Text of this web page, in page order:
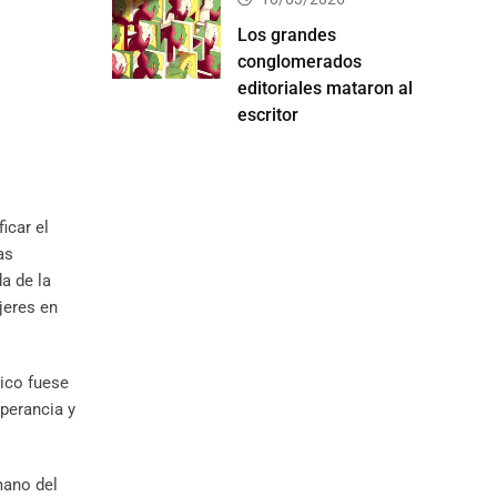
el
de la
en
fuese
y
del
Los grandes
conglomerados
editoriales mataron al
escritor